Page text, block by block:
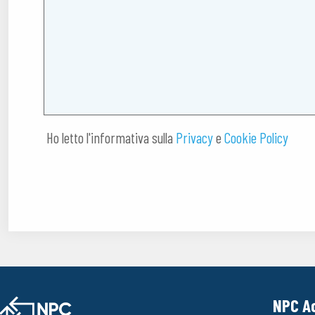
Ho letto l'informativa sulla Privacye Cookie Policy
NPC